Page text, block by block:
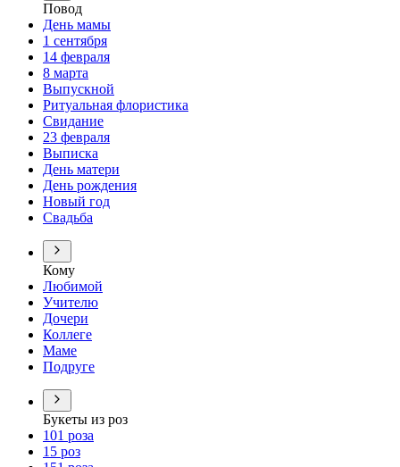
Повод
День мамы
1 сентября
14 февраля
8 марта
Выпускной
Ритуальная флористика
Свидание
23 февраля
Выписка
День матери
День рождения
Новый год
Свадьба
Кому
Любимой
Учителю
Дочери
Коллеге
Маме
Подруге
Букеты из роз
101 роза
15 роз